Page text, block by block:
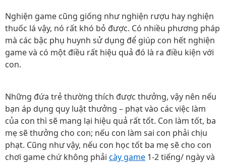
Nghiện game cũng giống như nghiện rượu hay nghiện
thuốc lá vậy, nó rất khó bỏ được. Có nhiều phương pháp
mà các bậc phụ huynh sử dụng để giúp con hết nghiện
game và có một điều rất hiệu quả đó là ra điều kiện với
con.
Những đứa trẻ thường thích được thưởng, vậy nên nếu
bạn áp dụng quy luật thưởng – phạt vào các việc làm
của con thì sẽ mang lại hiệu quả rất tốt. Con làm tốt, ba
mẹ sẽ thưởng cho con; nếu con làm sai con phải chịu
phạt. Cũng như vậy, nếu con học tốt ba mẹ sẽ cho con
chơi game chứ không phải cày game 1-2 tiếng/ ngày và